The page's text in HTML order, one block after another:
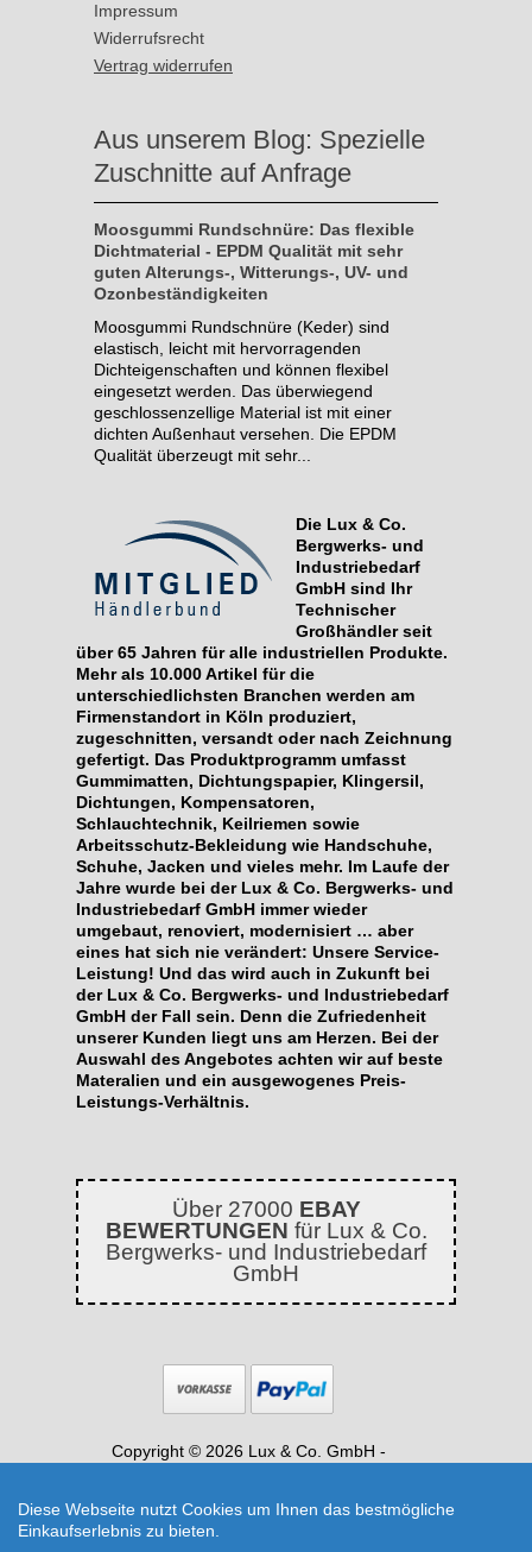
Impressum
Widerrufsrecht
Vertrag widerrufen
Aus unserem Blog: Spezielle
Zuschnitte auf Anfrage
Moosgummi Rundschnüre: Das flexible
Dichtmaterial - EPDM Qualität mit sehr
guten Alterungs-, Witterungs-, UV- und
Ozonbeständigkeiten
Moosgummi Rundschnüre (Keder) sind
elastisch, leicht mit hervorragenden
Dichteigenschaften und können flexibel
eingesetzt werden. Das überwiegend
geschlossenzellige Material ist mit einer
dichten Außenhaut versehen. Die EPDM
Qualität überzeugt mit sehr...
Die Lux & Co.
Bergwerks- und
Industriebedarf
GmbH sind Ihr
Technischer
Großhändler seit
über 65 Jahren für alle industriellen Produkte.
Mehr als 10.000 Artikel für die
unterschiedlichsten Branchen werden am
Firmenstandort in Köln produziert,
zugeschnitten, versandt oder nach Zeichnung
gefertigt. Das Produktprogramm umfasst
Gummimatten, Dichtungspapier, Klingersil,
Dichtungen, Kompensatoren,
Schlauchtechnik, Keilriemen sowie
Arbeitsschutz-Bekleidung wie Handschuhe,
Schuhe, Jacken und vieles mehr. Im Laufe der
Jahre wurde bei der Lux & Co. Bergwerks- und
Industriebedarf GmbH immer wieder
umgebaut, renoviert, modernisiert … aber
eines hat sich nie verändert: Unsere Service-
Leistung! Und das wird auch in Zukunft bei
der Lux & Co. Bergwerks- und Industriebedarf
GmbH der Fall sein. Denn die Zufriedenheit
unserer Kunden liegt uns am Herzen. Bei der
Auswahl des Angebotes achten wir auf beste
Materalien und ein ausgewogenes Preis-
Leistungs-Verhältnis.
Über 27000 EBAY
BEWERTUNGEN für Lux & Co.
Bergwerks- und Industriebedarf
GmbH
Copyright © 2026 Lux & Co. GmbH -
Konische Anschlagpuffer 25x17mm M6 Gummipuffer
Schwingungsdämpfer (Gummipuffer) | Artikelnummer:
Diese Webseite nutzt Cookies um Ihnen das bestmögliche
Einkaufserlebnis zu bieten.